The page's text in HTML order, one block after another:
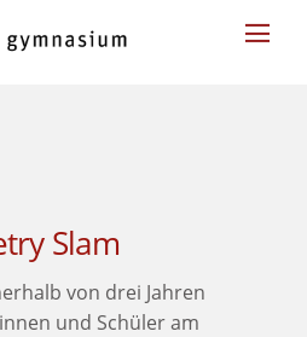
Slam
von drei Jahren
und Schüler am